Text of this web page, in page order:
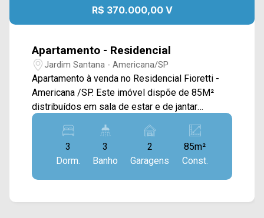
R$ 370.000,00 V
Apartamento - Residencial
Jardim Santana - Americana/SP
Apartamento à venda no Residencial Fioretti -
Americana /SP. Este imóvel dispõe de 85M²
distribuídos em sala de estar e de jantar
integradas e com sacada, cozinha planejada e
área de serviço com banheiro. > 03 dormitórios,
sendo 01 suíte; > 03 banheiros, sendo 01 social
e 01 de serviço; > 02 vagas de garagem. *Aceita
financiamento Localizado próximo à escola,
bares e restaurantes e conta com fácil acesso
3
Dorm.
3
Banho
2
Garagens
85m²
Const.